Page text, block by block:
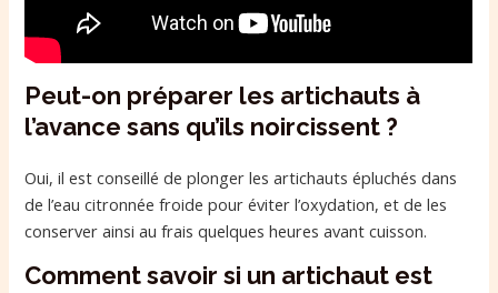
Peut-on préparer les artichauts à
l’avance sans qu’ils noircissent ?
Oui, il est conseillé de plonger les artichauts épluchés dans
de l’eau citronnée froide pour éviter l’oxydation, et de les
conserver ainsi au frais quelques heures avant cuisson.
Comment savoir si un artichaut est